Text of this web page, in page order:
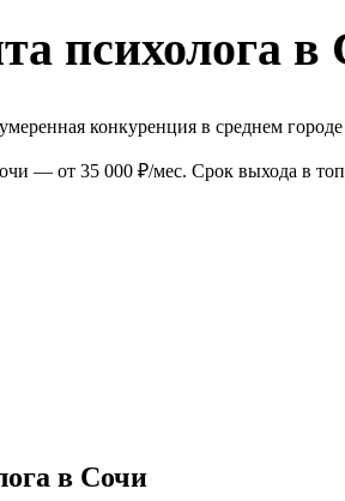
психолога в
конкуренция в среднем
— от 35 000 ₽/мес. Срок выхода в
в Сочи